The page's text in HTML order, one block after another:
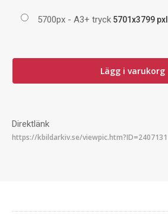
5700px - A3+ tryck 5701x3799 pxl
Lägg i varukorg
Direktlänk